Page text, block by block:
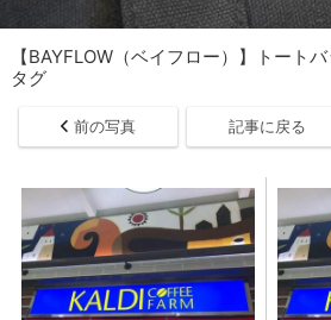
【BAYFLOW（ベイフロー）】トート
タグ
前の写真 記事に戻る